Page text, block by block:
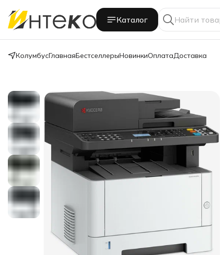
Каталог
КолумбусГлавнаяБестселлерыНовинкиОплатаДоставка